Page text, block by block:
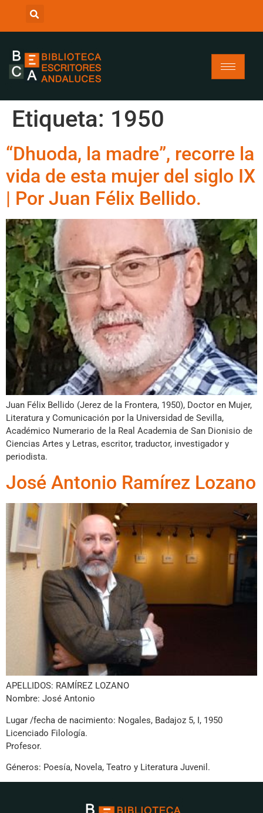
Etiqueta: 1950
“Dhuoda, la madre”, recorre la
vida de esta mujer del siglo IX
| Por Juan Félix Bellido.
Juan Félix Bellido (Jerez de la Frontera, 1950), Doctor en Mujer,
Literatura y Comunicación por la Universidad de Sevilla,
Académico Numerario de la Real Academia de San Dionisio de
Ciencias Artes y Letras, escritor, traductor, investigador y
periodista.
José Antonio Ramírez Lozano
APELLIDOS: RAMÍREZ LOZANO
Nombre: José Antonio
Lugar /fecha de nacimiento: Nogales, Badajoz 5, I, 1950
Licenciado Filología.
Profesor.
Géneros: Poesía, Novela, Teatro y Literatura Juvenil.